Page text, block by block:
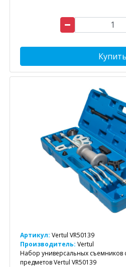
Купить
Артикул: Vertul VR50139
Производитель: Vertul
Набор универсальных
предметов Vertul VR50139